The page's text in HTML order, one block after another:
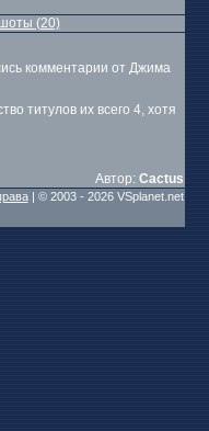
(20)
комментарии от Джима
титулов их всего 4, хотя
Автор: Cactus
| © 2003 - 2026 VSplanet.net